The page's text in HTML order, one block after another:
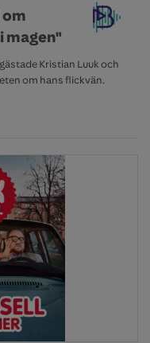
magen"
Kristian Luuk och
om hans flickvän.